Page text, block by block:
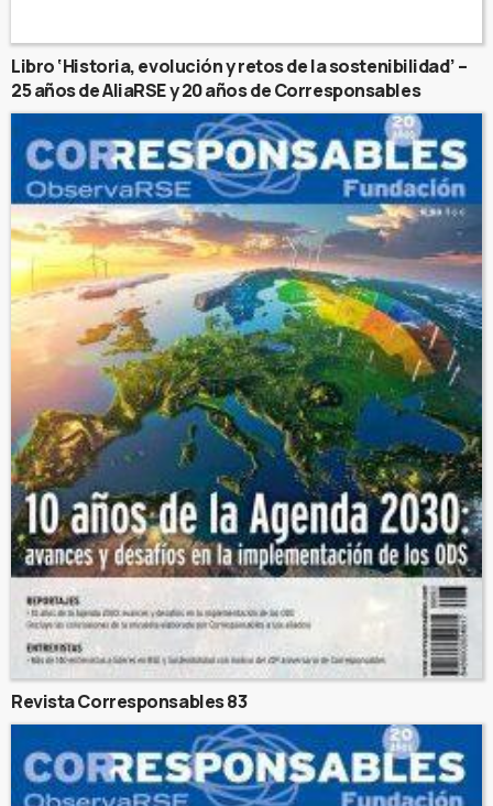
Libro ‘Historia, evolución y retos de la sostenibilidad’ –
25 años de AliaRSE y 20 años de Corresponsables
Revista Corresponsables 83